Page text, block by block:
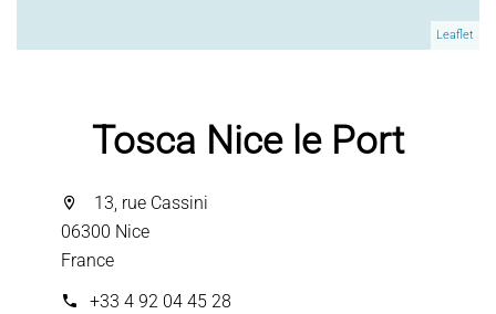
Leaflet
Tosca Nice le Port
13, rue Cassini
06300 Nice
France
+33 4 92 04 45 28